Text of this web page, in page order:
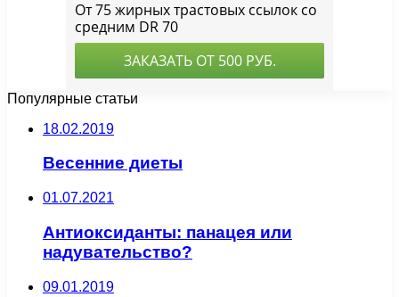
Популярные статьи
18.02.2019
Весенние диеты
01.07.2021
Антиоксиданты: панацея или
надувательство?
09.01.2019